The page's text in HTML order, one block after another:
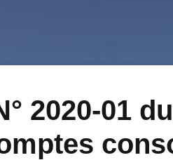
2020-01